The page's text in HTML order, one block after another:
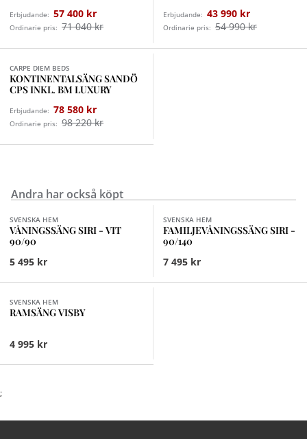
Erbjudande: 57 400 kr
Ordinarie pris: 71 040 kr
Erbjudande: 43 990 kr
Ordinarie pris: 54 990 kr
CARPE DIEM BEDS
KONTINENTALSÄNG SANDÖ
CPS INKL. BM LUXURY
Erbjudande: 78 580 kr
Ordinarie pris: 98 220 kr
Andra har också köpt
SVENSKA HEM
VÅNINGSSÄNG SIRI - VIT
90/90
5 495 kr
SVENSKA HEM
FAMILJEVÅNINGSSÄNG SIRI -
90/140
7 495 kr
SVENSKA HEM
RAMSÄNG VISBY
4 995 kr
;